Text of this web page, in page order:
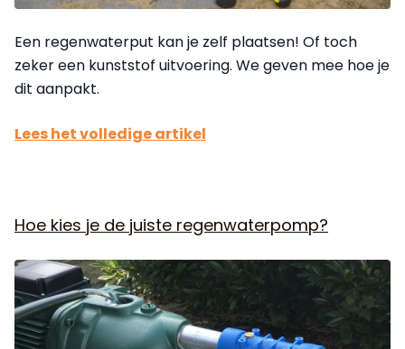
Een regenwaterput kan je zelf plaatsen! Of toch
zeker een kunststof uitvoering. We geven mee hoe je
dit aanpakt.
Lees het volledige artikel
Hoe kies je de juiste regenwaterpomp?